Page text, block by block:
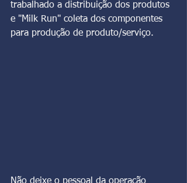
trabalhado a distribuição dos produtos
e "Milk Run" coleta dos componentes
para produção de produto/serviço.